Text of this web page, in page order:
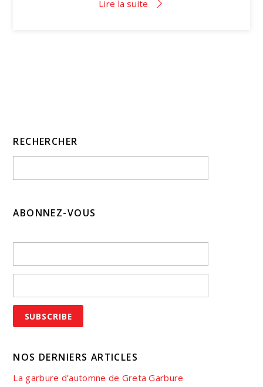
Lire la suite
RECHERCHER
ABONNEZ-VOUS
NOS DERNIERS ARTICLES
La garbure d’automne de Greta Garbure